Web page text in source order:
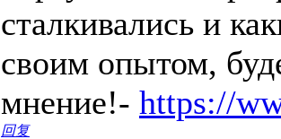
сталкивались и
своим опытом,
мнение!- https://
回复